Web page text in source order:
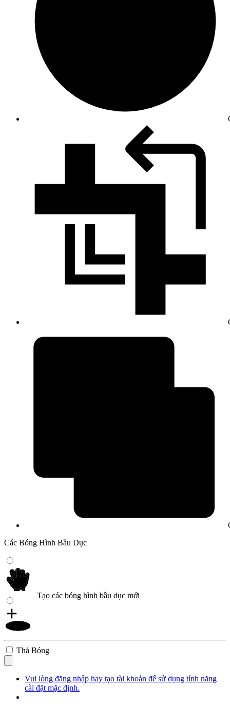
Các Bóng Hình Bầu Dục
Tạo các bóng hình bầu dục mới
Thả Bóng
Vui lòng đăng nhập hay tạo tài khoản để sử dụng tính năng
cài đặt mặc định.